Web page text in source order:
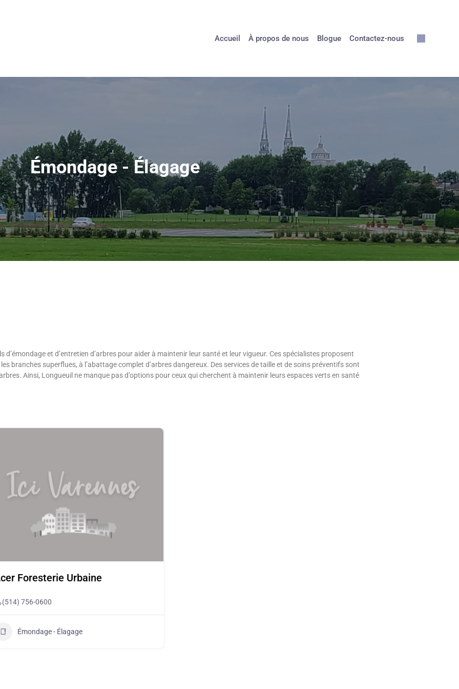
Accueil À propos de nous Blogue Contactez-nous
Émondage - Élagage
et d’entretien d’arbres pour aider à maintenir leur santé et leur vigueur. Ces spécialistes proposent
branches superflues, à l’abattage complet d’arbres dangereux. Des services de taille et de soins préventifs sont
Ainsi, Longueuil ne manque pas d’options pour ceux qui cherchent à maintenir leurs espaces verts en santé
Foresterie Urbaine
(514) 756-0600
Émondage - Élagage